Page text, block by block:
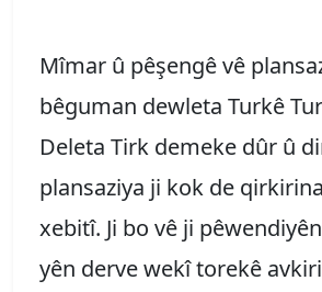
Mîmar û pêşengê vê
bêguman dewleta Turkê
Deleta Tirk demeke dûr û
plansaziya ji kok de
xebitî. Ji bo vê ji
yên derve wekî torekê